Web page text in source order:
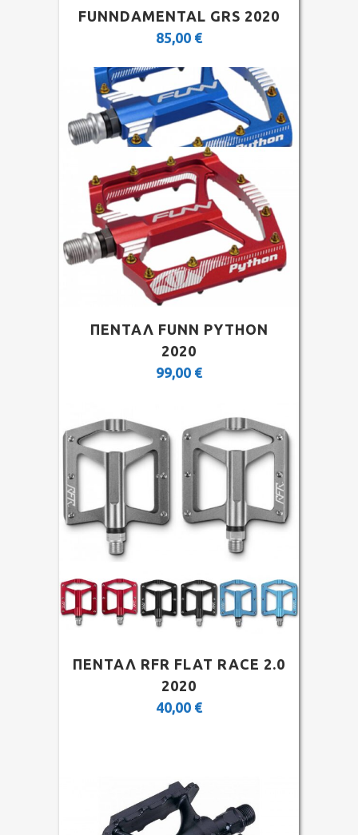
FUNNDAMENTAL GRS 2020
85,00 €
ΠΕΝΤΑΛ FUNN PYTHON
2020
99,00 €
ΠΕΝΤΑΛ RFR FLAT RACE 2.0
2020
40,00 €